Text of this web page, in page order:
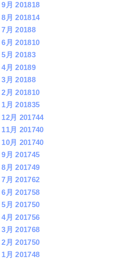
9月 201818
8月 201814
7月 20188
6月 201810
5月 20183
4月 20189
3月 20188
2月 201810
1月 201835
12月 201744
11月 201740
10月 201740
9月 201745
8月 201749
7月 201762
6月 201758
5月 201750
4月 201756
3月 201768
2月 201750
1月 201748